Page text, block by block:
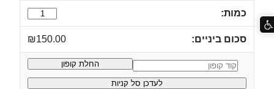
כמות
של
תוף
‏HP
CF232A
₪150.00
קופון: החלת קופון
לעדכן סל קניות